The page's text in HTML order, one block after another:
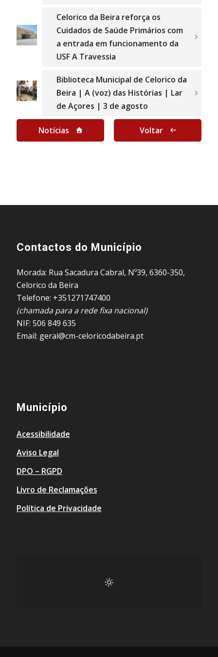
Celorico da Beira reforça os
Cuidados de Saúde Primários com
a entrada em funcionamento da
USF A Travessia
Biblioteca Municipal de Celorico da
Beira | A (voz) das Histórias | Lar
de Açores | 3 de agosto
Notícias Voltar
Contactos do Município
Morada: Rua Sacadura Cabral, Nº39, 6360-350,
Celorico da Beira
Telefone: +351271747400
(chamada para a rede fixa nacional)
NIF: 506 849 635
Email: geral@cm-celoricodabeira.pt
Município
Acessibilidade
Aviso Legal
DPO – RGPD
Livro de Reclamações
Política de Privacidade